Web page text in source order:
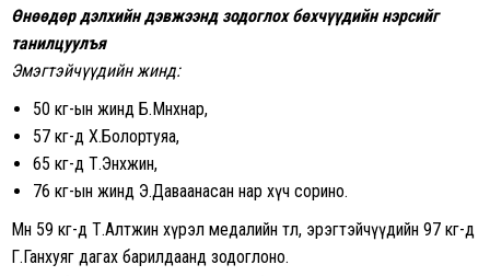
Өнөөдөр дэлхийн дэвжээнд зодоглох бөхчүүдийн нэрсийг
танилцуулъя
Эмэгтэйчүүдийн жинд:
50 кг-ын жинд Б.Мөнхнар,
57 кг-д Х.Болортуяа,
65 кг-д Т.Энхжин,
76 кг-ын жинд Э.Даваанасан нар хүч сорино.
Мөн 59 кг-д Т.Алтжин хүрэл медалийн төлөө, эрэгтэйчүүдийн 97 кг-д
Г.Ганхуяг дагах барилдаанд зодоглоно.